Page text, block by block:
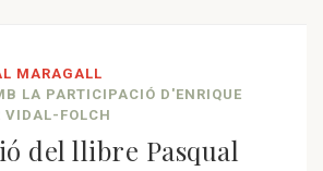
MARAGALL
LA PARTICIPACIÓ D'ENRIQUE
VIDAL-FOLCH
del llibre Pasqual